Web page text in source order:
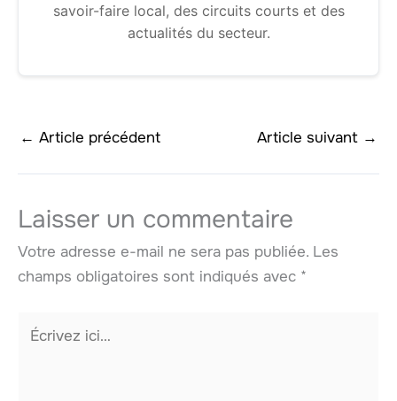
savoir-faire local, des circuits courts et des
actualités du secteur.
← Article précédent Article suivant →
Laisser un commentaire
Votre adresse e-mail ne sera pas publiée. Les
champs obligatoires sont indiqués avec *
Écrivez